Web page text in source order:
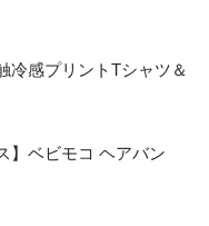
冷感プリントTシャツ＆
】ベビモコ ヘアバン